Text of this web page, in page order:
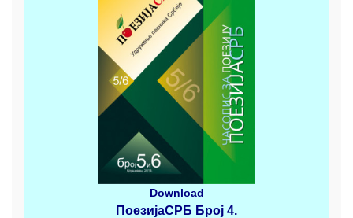
Download
ПоезијаСРБ Број 4.